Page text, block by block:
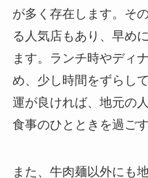
が多く存在します。そ
る人気店もあり、早め
ます。ランチ時やディ
め、少し時間をずらし
運が良ければ、地元の
食事のひとときを過ご
また、牛肉麺以外にも